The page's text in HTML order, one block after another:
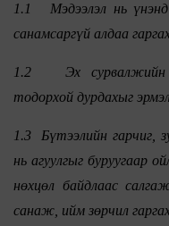
1.1 Мэдээлэл нь үнэнд
санамсаргүй алдаа
1.2 Эх сурвалжийн
тодорхой дурдахыг
1.3 Бүтээлийн гарчиг,
нь агуулгыг буруугаар
нөхцөл байдлаас
санаж, ийм зөрчил